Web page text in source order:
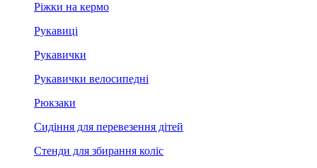
Ріжки на кермо
Рукавиці
Рукавички
Рукавички велосипедні
Рюкзаки
Сидіння для перевезення дітей
Стенди для збирання коліс